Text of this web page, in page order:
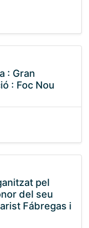
: Gran
: Foc Nou
pel
del seu
Fábregas i